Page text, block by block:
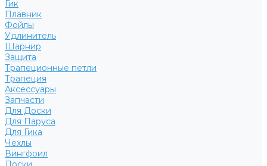
Гик
Плавник
Фойлы
Удлинитель
Шарнир
Защита
Трапеционные петли
Трапеция
Аксессуары
Запчасти
Для Доски
Для Паруса
Для Гика
Чехлы
Вингфоил